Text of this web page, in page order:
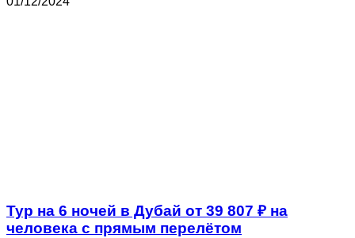
Тур на 6 ночей в Дубай от 39 807 ₽ на
человека с прямым перелётом